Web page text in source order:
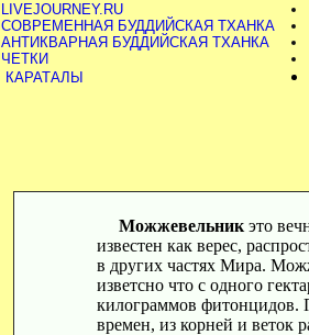
LIVEJOURNEY.RU
СОВРЕМЕННАЯ БУДДИЙСКАЯ ТХАНКА
АНТИКВАРНАЯ БУДДИЙСКАЯ ТХАНКА
ЧЕТКИ
КАРАТАЛЫ
Можжевельник это
известен как верес,
в других частях Мира.
изветсно что с одного
килограммов фитонцидов.
времен, из корней и веток